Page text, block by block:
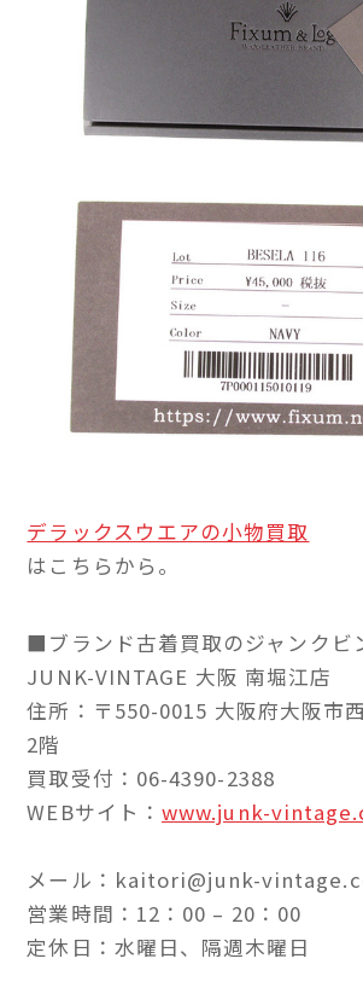
デラックスウエアの小物買取
はこちらから。
■ブランド古着買取のジャンクビ
JUNK-VINTAGE 大阪 南堀江店
住所：〒550-0015 大阪府大阪市
2階
買取受付：06-4390-2388
WEBサイト：www.junk-
メール：kaitori@junk-
営業時間：12：00 – 20：00
定休日：水曜日、隔週木曜日